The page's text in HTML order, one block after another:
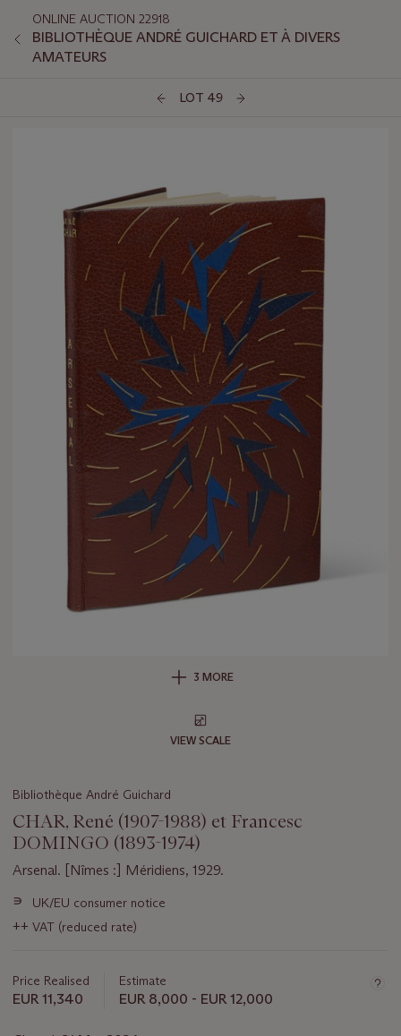
ONLINE AUCTION 22918
BIBLIOTHÈQUE ANDRÉ GUICHARD ET À DIVERS
AMATEURS
LOT 49
3 MORE
VIEW SCALE
Bibliothèque André Guichard
CHAR, René (1907-1988) et Francesc
DOMINGO (1893-1974)
Arsenal. [Nîmes :] Méridiens, 1929.
Important
about
∍ UK/EU consumer notice
++ VAT (reduced rate)
Price Realised
EUR 11,340
Estimate
EUR 8,000 - EUR 12,000